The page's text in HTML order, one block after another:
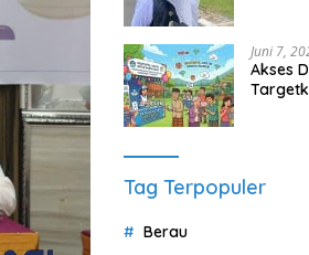
Juni 7,
Akses
Tag Terpopuler
Berau